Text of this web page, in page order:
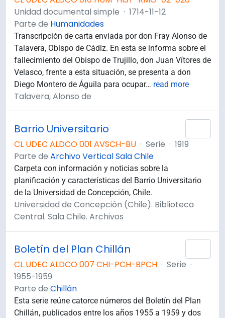
Unidad documental simple · 1714-11-12
Parte de Humanidades
Transcripción de carta enviada por don Fray Alonso de
Talavera, Obispo de Cádiz. En esta se informa sobre el
fallecimiento del Obispo de Trujillo, don Juan Vítores de
Velasco, frente a esta situación, se presenta a don
Diego Montero de Águila para ocupar… read more
Talavera, Alonso de
Barrio Universitario
CL UDEC ALDCO 001 AVSCH-BU · Serie · 1919
Parte de Archivo Vertical Sala Chile
Carpeta con información y noticias sobre la
planificación y características del Barrio Universitario
de la Universidad de Concepción, Chile.
Universidad de Concepción (Chile). Biblioteca
Central. Sala Chile. Archivos
Boletín del Plan Chillán
CL UDEC ALDCO 007 CHI-PCH-BPCH · Serie ·
1955-1959
Parte de Chillán
Esta serie reúne catorce números del Boletín del Plan
Chillán, publicados entre los años 1955 a 1959 y dos